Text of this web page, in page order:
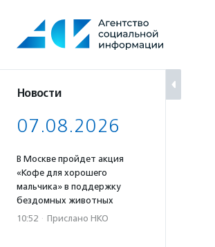
содержанию
Новости
07.08.2026
В Москве пройдет акция
«Кофе для хорошего
мальчика» в поддержку
бездомных животных
10:52 · Прислано НКО